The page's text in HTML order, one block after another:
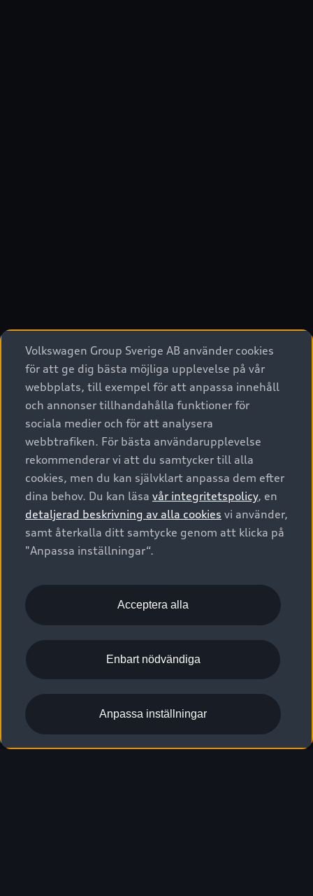
Volkswagen Group Sverige AB använder cookies
för att ge dig bästa möjliga upplevelse på vår
webbplats, till exempel för att anpassa innehåll
och annonser tillhandahålla funktioner för
sociala medier och för att analysera
webbtrafiken. För bästa användarupplevelse
rekommenderar vi att du samtycker till alla
cookies, men du kan självklart anpassa dem efter
dina behov. Du kan läsa vår integritetspolicy, en
detaljerad beskrivning av alla cookies vi använder,
samt återkalla ditt samtycke genom att klicka på
"Anpassa inställningar“.
Acceptera alla
Enbart nödvändiga
Anpassa inställningar